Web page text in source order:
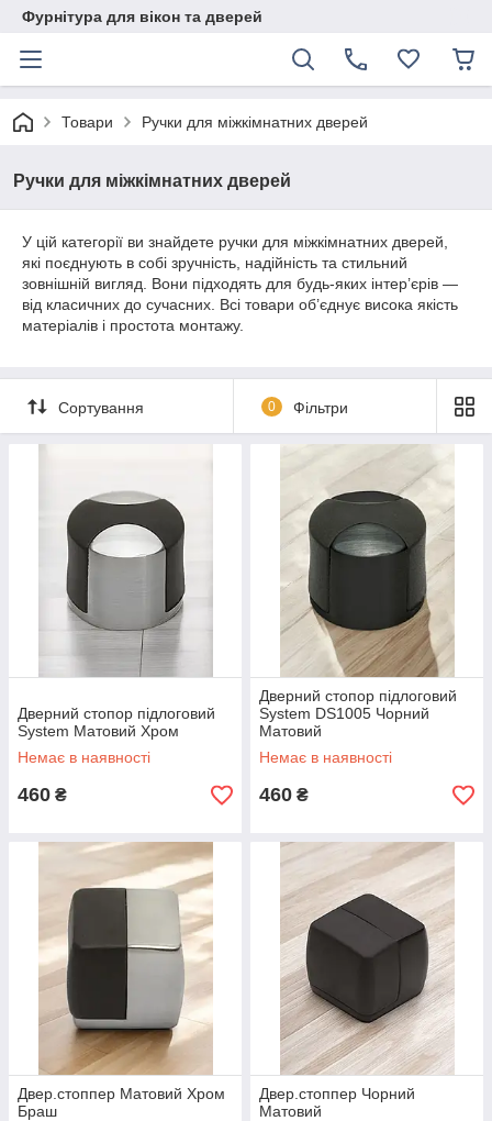
Фурнітура для вікон та дверей
Товари Ручки для міжкімнатних дверей
Ручки для міжкімнатних дверей
У цій категорії ви знайдете ручки для міжкімнатних дверей,
які поєднують в собі зручність, надійність та стильний
зовнішній вигляд. Вони підходять для будь-яких інтер’єрів —
від класичних до сучасних. Всі товари об’єднує висока якість
матеріалів і простота монтажу.
Сортування 0 Фільтри
Дверний стопор підлоговий
System Матовий Хром
Немає в наявності
460 ₴
Дверний стопор підлоговий
System DS1005 Чорний
Матовий
Немає в наявності
460 ₴
Двер.стоппер Матовий Хром
Браш
Двер.стоппер Чорний
Матовий